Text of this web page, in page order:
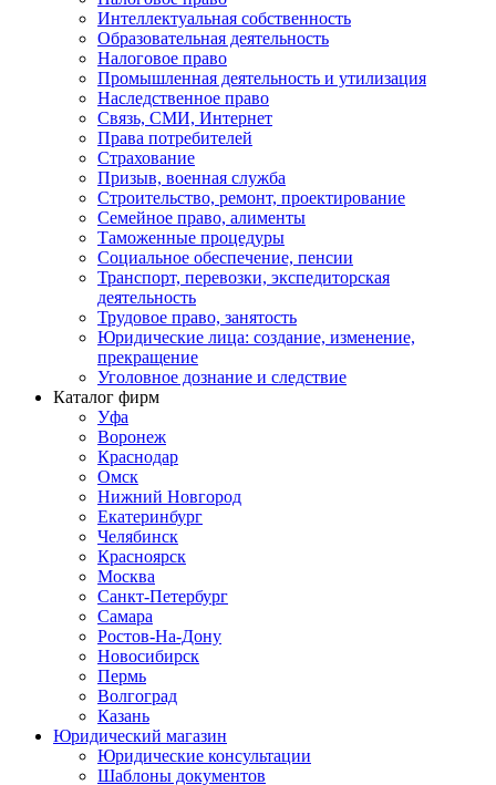
Интеллектуальная собственность
Образовательная деятельность
Налоговое право
Промышленная деятельность и утилизация
Наследственное право
Связь, СМИ, Интернет
Права потребителей
Страхование
Призыв, военная служба
Строительство, ремонт, проектирование
Семейное право, алименты
Таможенные процедуры
Социальное обеспечение, пенсии
Транспорт, перевозки, экспедиторская
деятельность
Трудовое право, занятость
Юридические лица: создание, изменение,
прекращение
Уголовное дознание и следствие
Каталог фирм
Уфа
Воронеж
Краснодар
Омск
Нижний Новгород
Екатеринбург
Челябинск
Красноярск
Москва
Санкт-Петербург
Самара
Ростов-На-Дону
Новосибирск
Пермь
Волгоград
Казань
Юридический магазин
Юридические консультации
Шаблоны документов